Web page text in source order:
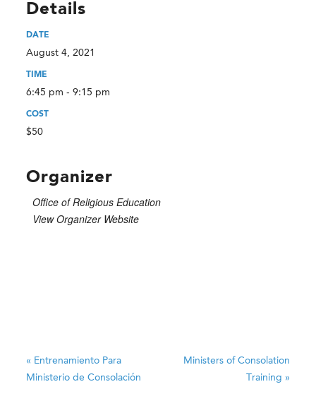
Details
DATE
August 4, 2021
TIME
6:45 pm - 9:15 pm
COST
$50
Organizer
Office of Religious Education
View Organizer Website
« Entrenamiento Para
Ministerio de Consolación
Ministers of Consolation
Training »